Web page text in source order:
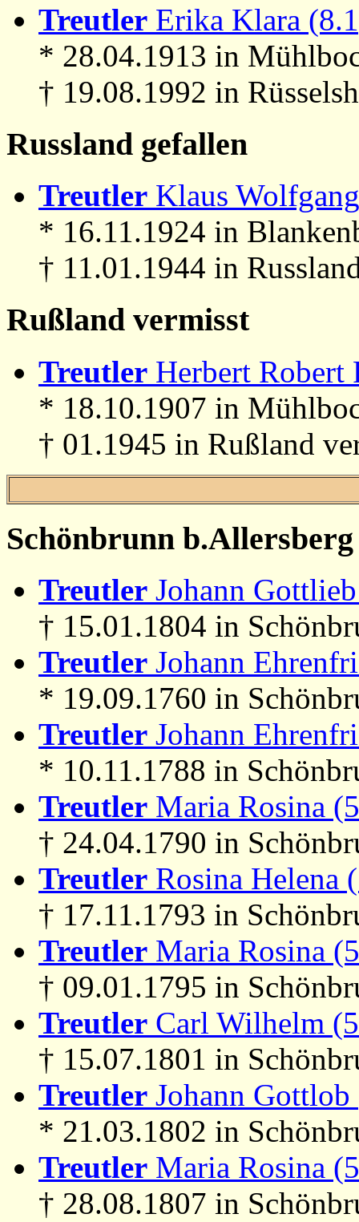
Treutler Erika Klara
* 28.04.1913 in
† 19.08.1992 in
Russland gefallen
Treutler Klaus
* 16.11.1924 in
† 11.01.1944 in
Rußland vermisst
Treutler Herbert
* 18.10.1907 in
† 01.1945 in Rußland
Schönbrunn b.Allersberg
Treutler Johann
† 15.01.1804 in
Treutler Johann
* 19.09.1760 in
Treutler Johann
* 10.11.1788 in
Treutler Maria Rosina
† 24.04.1790 in
Treutler Rosina Helena
† 17.11.1793 in
Treutler Maria Rosina
† 09.01.1795 in
Treutler Carl Wilhelm
† 15.07.1801 in
Treutler Johann
* 21.03.1802 in
Treutler Maria Rosina
† 28.08.1807 in